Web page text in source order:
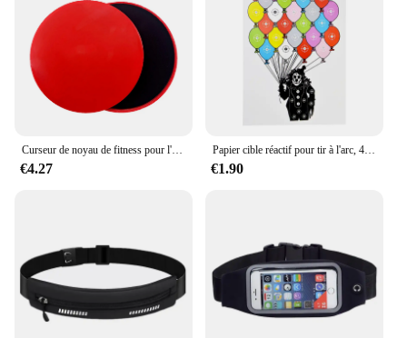
Curseur de noyau de fitness pour l'entraînement du corps entier, équipement de sport de yoga, accessoires d'entraînement abdominaux, disques de Ding fœtaux, exercice de Pilates
€4.27
Papier cible réactif pour tir à l'arc, 45x33cm, 5 pièces, éclaboussures de silhouette, tir amusant, accessoires d'entraînement
€1.90